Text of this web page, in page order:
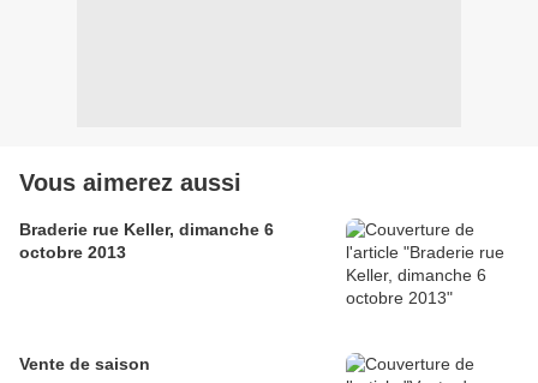
Vous aimerez aussi
Braderie rue Keller, dimanche 6
octobre 2013
Vente de saison